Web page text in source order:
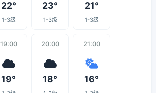
22°
1-3级
23°
1-3级
21°
1-3级
19:00
19°
20:00
18°
21:00
16°